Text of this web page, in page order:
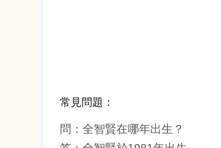
常見問題：
問：全智賢在哪年出生？